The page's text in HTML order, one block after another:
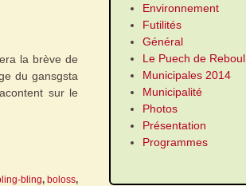
la brève de
du gansgsta
sur le
bling,boloss,
Environnement
Futilités
Général
Le Puech de Reboul
Municipales 2014
Municipalité
Photos
Présentation
Programmes